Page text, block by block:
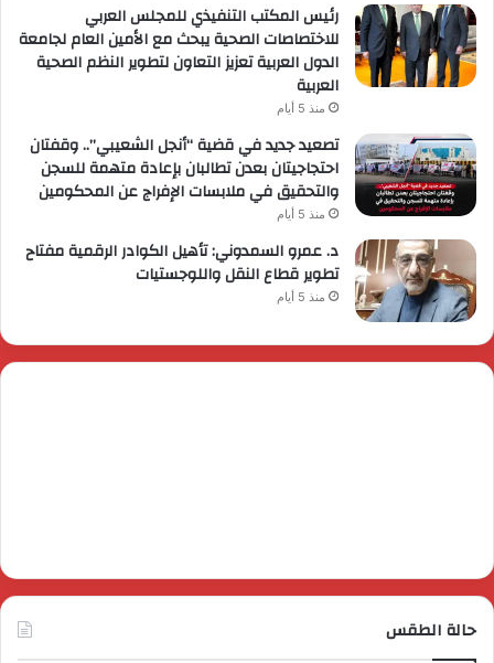
رئيس المكتب التنفيذي للمجلس العربي
للاختصاصات الصحية يبحث مع الأمين العام لجامعة
الدول العربية تعزيز التعاون لتطوير النظم الصحية
العربية
منذ 5 أيام
تصعيد جديد في قضية “أنجل الشعيبي”.. وقفتان
احتجاجيتان بعدن تطالبان بإعادة متهمة للسجن
والتحقيق في ملابسات الإفراج عن المحكومين
منذ 5 أيام
د. عمرو السمدوني: تأهيل الكوادر الرقمية مفتاح
تطوير قطاع النقل واللوجستيات
منذ 5 أيام
حالة الطقس